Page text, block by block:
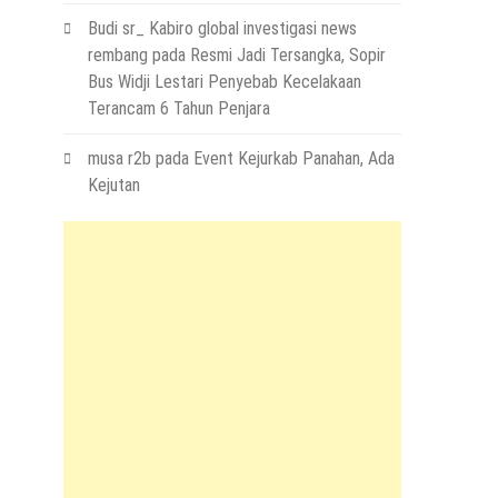
Budi sr_ Kabiro global investigasi news
rembang pada Resmi Jadi Tersangka, Sopir
Bus Widji Lestari Penyebab Kecelakaan
Terancam 6 Tahun Penjara
musa r2b pada Event Kejurkab Panahan, Ada
Kejutan